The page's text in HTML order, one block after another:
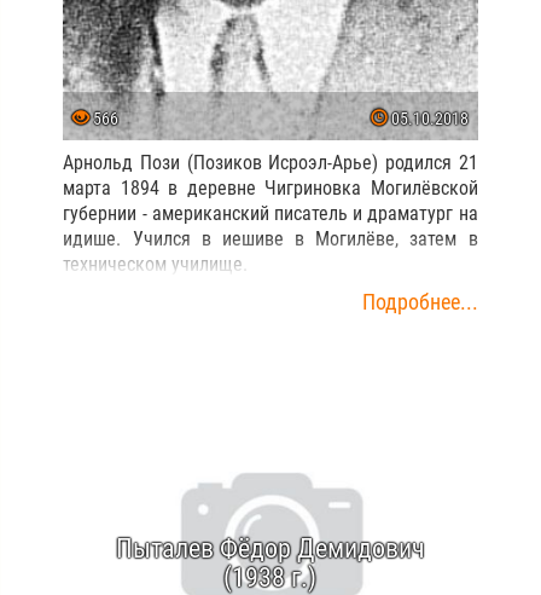
566 05.10.2018
Арнольд Пози (Позиков Исроэл-Арье) родился 21
марта 1894 в деревне Чигриновка Могилёвской
губернии - американский писатель и драматург на
идише. Учился в иешиве в Могилёве, затем в
техническом училище.
Подробнее...
Пыталев Фёдор Демидович
(1938 г.)